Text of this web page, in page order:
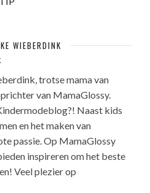
WIEBERDINK
trotse mama van
van MamaGlossy.
Naast kids
en het maken van
passie. Op MamaGlossy
inspireren om het beste
Veel plezier op